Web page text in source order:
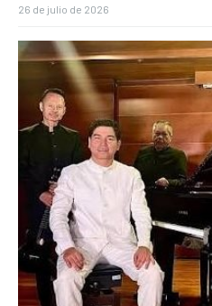
26 de julio de 2026